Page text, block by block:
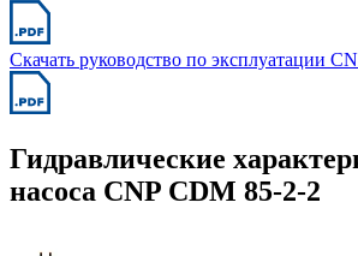
Скачать руководство по эксплуатации
Гидравлические
насоса CNP CDM 85-2-2